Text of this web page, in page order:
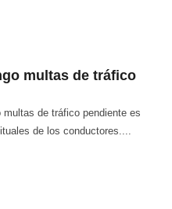
multas de tráfico
de tráfico pendiente es
de los conductores....